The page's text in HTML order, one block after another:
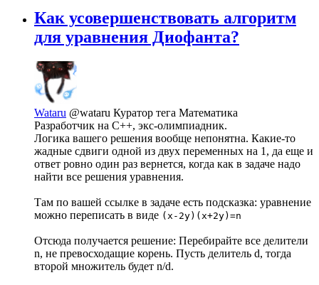
Как усовершенствовать алгоритм
для уравнения Диофанта?
Wataru @wataru Куратор тега Математика
Разработчик на С++, экс-олимпиадник.
Логика вашего решения вообще непонятна. Какие-то
жадные сдвиги одной из двух переменных на 1, да еще и
ответ ровно один раз вернется, когда как в задаче надо
найти все решения уравнения.
Там по вашей ссылке в задаче есть подсказка: уравнение
можно переписать в виде (x-2y)(x+2y)=n
Отсюда получается решение: Перебирайте все делители
n, не превосходащие корень. Пусть делитель d, тогда
второй множитель будет n/d.